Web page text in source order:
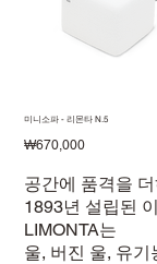
미니소파 - 리몬타 N.5
価
₩670,000
공간에 품격을
1893년 설립된
LIMONTA는
울, 버진 울, 유